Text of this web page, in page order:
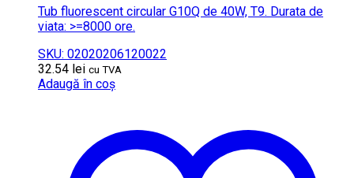
Tub fluorescent circular G10Q de 40W, T9. Durata de
viata: >=8000 ore.
SKU: 02020206120022
32.54 lei cu TVA
Adaugă în coș